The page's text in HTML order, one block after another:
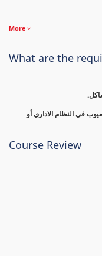
More
What are the
في النظام الاداري أو
Course Review